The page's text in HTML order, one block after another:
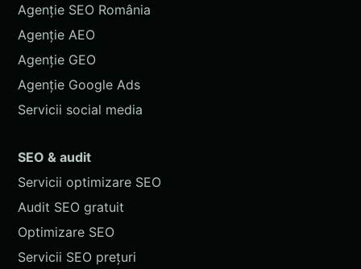
Agenție SEO România
Agenție AEO
Agenție GEO
Agenție Google Ads
Servicii social media
SEO & audit
Servicii optimizare SEO
Audit SEO gratuit
Optimizare SEO
Servicii SEO prețuri